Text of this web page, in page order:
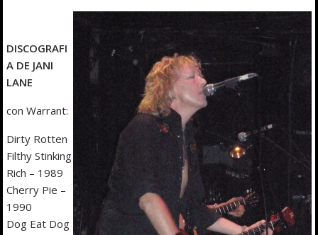
DISCOGRAFI
A DE JANI
LANE
con Warrant:
Dirty Rotten
Filthy Stinking
Rich – 1989
Cherry Pie –
1990
Dog Eat Dog